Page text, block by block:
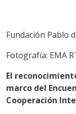
Fundación Pablo
Fotografía: EMA
El
marco del
Cooperación